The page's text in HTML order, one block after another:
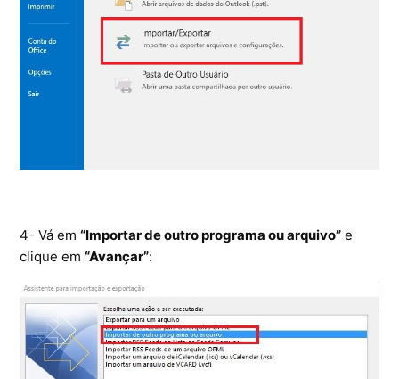
Interno - Skybox
Interno - Veeam
Equipe Ativação
4- Vá em“Importar de outro programa ou arquivo” e
clique em“Avançar”: